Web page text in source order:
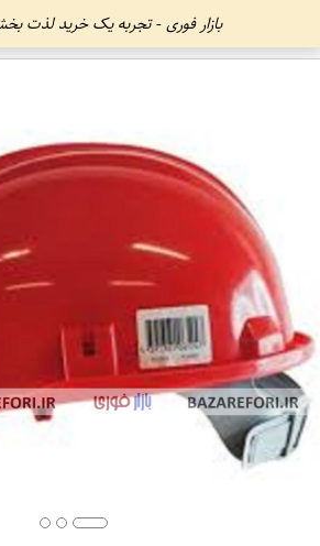
بازار فوری - تجربه یک خرید لذت